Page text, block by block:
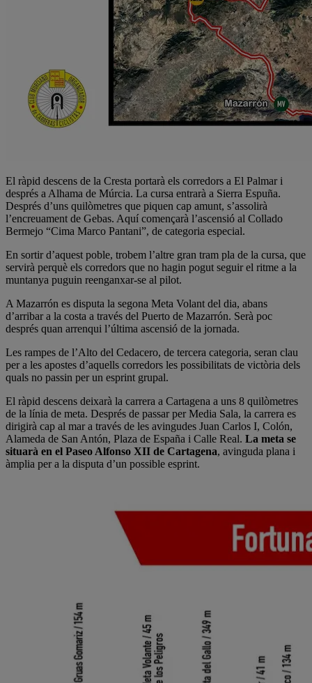
El ràpid descens de la Cresta portarà els corredors a El Palmar i
després a Alhama de Múrcia. La cursa entrarà a Sierra Espuña.
Després d’uns quilòmetres que piquen cap amunt, s’assolirà
l’encreuament de Gebas. Aquí començarà l’ascensió al Collado
Bermejo “Cima Marco Pantani”, de categoria especial.
En sortir d’aquest poble, trobem l’altre gran tram pla de la cursa, que
servirà perquè els corredors que no hagin pogut seguir el ritme a la
muntanya puguin reenganxar-se al pilot.
A Mazarrón es disputa la segona Meta Volant del dia, abans
d’arribar a la costa a través del Puerto de Mazarrón. Serà poc
després quan arrenqui l’última ascensió de la jornada.
Les rampes de l’Alto del Cedacero, de tercera categoria, seran clau
per a les apostes d’aquells corredors les possibilitats de victòria dels
quals no passin per un esprint grupal.
El ràpid descens deixarà la carrera a Cartagena a uns 8 quilòmetres
de la línia de meta. Després de passar per Media Sala, la carrera es
dirigirà cap al mar a través de les avingudes Juan Carlos I, Colón,
Alameda de San Antón, Plaza de España i Calle Real. La meta se
situarà en el Paseo Alfonso XII de Cartagena, avinguda plana i
àmplia per a la disputa d’un possible esprint.